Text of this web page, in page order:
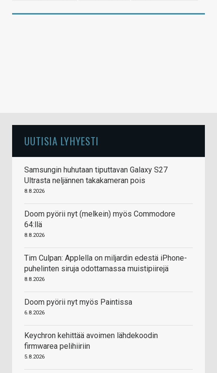
UUTISIA LYHYESTI
Samsungin huhutaan tiputtavan Galaxy S27
Ultrasta neljännen takakameran pois
8.8.2026
Doom pyörii nyt (melkein) myös Commodore
64:llä
8.8.2026
Tim Culpan: Applella on miljardin edestä iPhone-
puhelinten siruja odottamassa muistipiirejä
8.8.2026
Doom pyörii nyt myös Paintissa
6.8.2026
Keychron kehittää avoimen lähdekoodin
firmwarea pelihiiriin
5.8.2026